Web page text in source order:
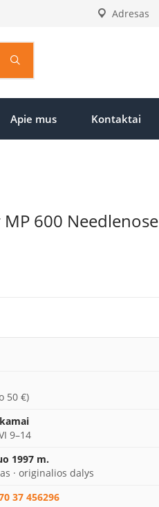
Adresas
Apie mus Kontaktai
600 Needlenose
50 €)
9–14
1997 m.
· originalios dalys
37 456296